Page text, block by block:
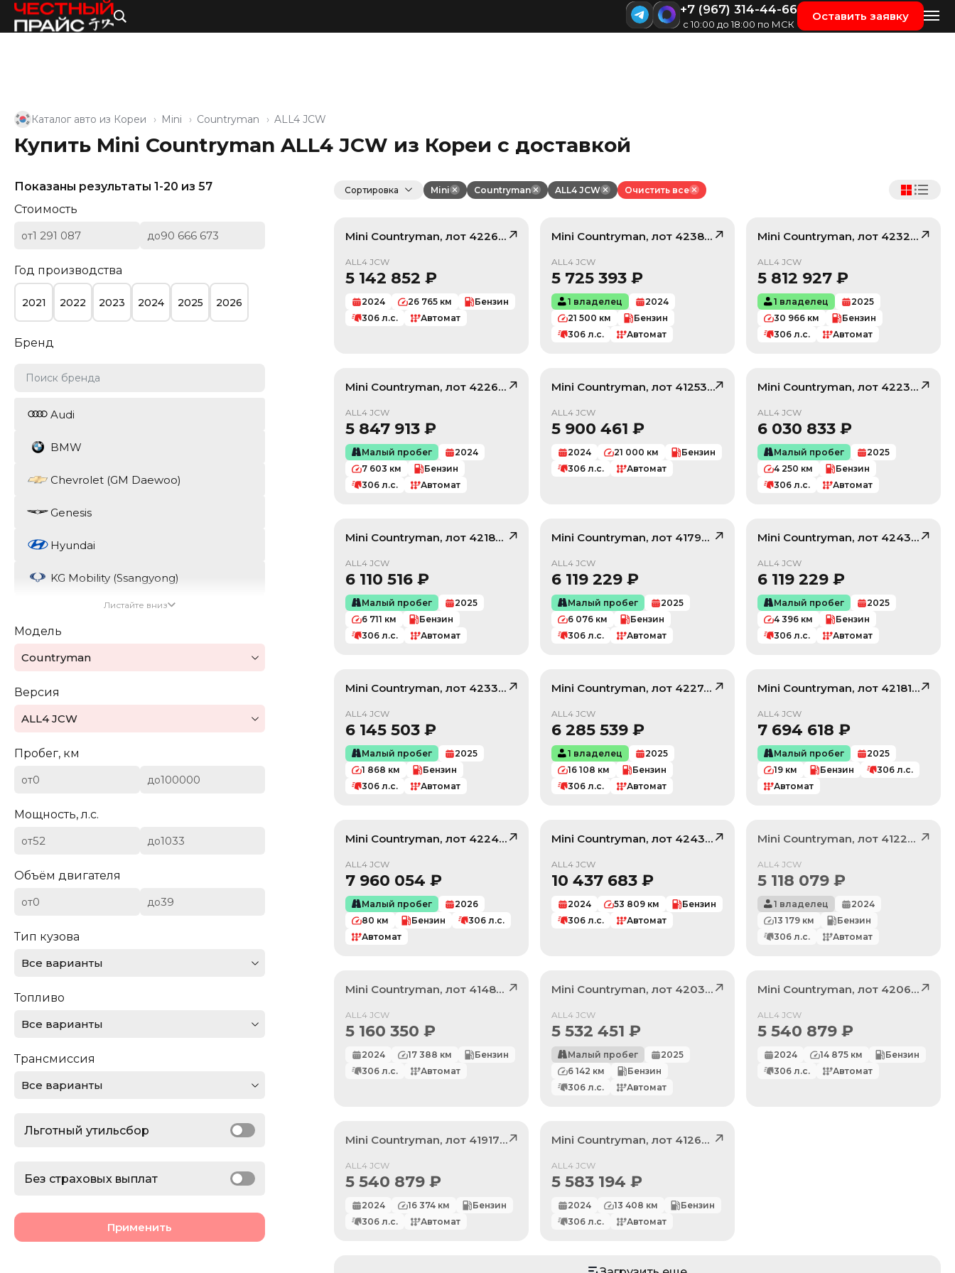
+7 (967) 314-44-66
с 10:00 до 18:00 по МСК
Оставить заявку
По умолчанию
Показаны результаты 1-20 из 57
Стоимость
от до
Год производства
2021 2022 2023 2024 2025 2026
Льготный утильсбор
Бренд
Audi
BMW
Chevrolet (GM Daewoo)
Genesis
Hyundai
KG Mobility (Ssangyong)
Chevrolet
Dodge
Ferrari
Ford
Jeep
Листайте вниз
Модель
Countryman
Версия
ALL4 JCW
Пробег, км
от до
Мощность, л.с.
от до
Объём двигателя
от до
Тип кузова
Все варианты
Топливо
Все варианты
Трансмиссия
Все варианты
Без страховых выплат
Применить
Каталог авто из Кореи Mini Countryman ALL4 JCW
Купить Mini Countryman ALL4 JCW из Кореи с доставкой
Сортировка Mini Countryman ALL4 JCW Очистить все
Mini Countryman, лот 42260542/ 10
ALL4 JCW
5 142 852 ₽
2024 26 765 км
Бензин
306 л.с. Автомат
Mini Countryman, лот 42388920/ 10
ALL4 JCW
5 725 393₽
1 владелец
2024
21 500 км
Бензин
306л.с. Автомат
Mini Countryman, лот 42328705/ 10
ALL4 JCW
5 812 927₽
1 владелец
2025
30 966км
Бензин
306л.с. Автомат
Mini Countryman, лот 42263893/ 10
ALL4 JCW
5 847 913 ₽
Малый пробег
2024
7 603 км
Бензин
306 л.с. Автомат
Mini Countryman, лот 41253813
/ 10
ALL4 JCW
5 900 461 ₽
2024 21 000 км
Бензин
306л.с. Автомат
Mini Countryman, лот 42237411/ 10
ALL4 JCW
6 030 833₽
Малый пробег
2025
4 250 км
Бензин
306л.с. Автомат
Mini Countryman, лот 42182802/ 10
ALL4 JCW
6 110 516 ₽
Малый пробег
2025
6 711 км
Бензин
306 л.с. Автомат
Mini Countryman, лот 41793711/ 10
ALL4 JCW
6 119 229₽
Малый пробег
2025
6 076км
Бензин
306л.с. Автомат
Mini Countryman, лот 42435287/ 10
ALL4 JCW
6 119 229₽
Малый пробег
2025
4 396км
Бензин
306л.с. Автомат
Mini Countryman, лот 42332016/ 10
ALL4 JCW
6 145 503 ₽
Малый пробег
2025
1 868 км
Бензин
306 л.с. Автомат
Mini Countryman, лот 42274416/ 10
ALL4 JCW
6 285 539₽
1 владелец
2025
16 108 км
Бензин
306л.с. Автомат
Mini Countryman, лот 42181177
/ 10
ALL4 JCW
7 694 618 ₽
Малый пробег
2025
19км Бензин 306л.с.
Автомат
Mini Countryman, лот 42241223/ 9
ALL4 JCW
7 960 054 ₽
Малый пробег
2026
80 км Бензин 306 л.с.
Автомат
Mini Countryman, лот 42433455/ 10
ALL4 JCW
10 437 683₽
2024 53 809км
Бензин
306л.с. Автомат
Mini Countryman, лот 41224281
Продан
ALL4 JCW
5 118 079₽
1 владелец
2024
13 179км
Бензин
306л.с. Автомат
Mini Countryman, лот 41486646
Продан
ALL4 JCW
5 160 350 ₽
2024 17 388 км
Бензин
306 л.с. Автомат
Mini Countryman, лот 42032620
Продан
ALL4 JCW
5 532 451 ₽
Малый пробег
2025
6 142 км
Бензин
306л.с. Автомат
Mini Countryman, лот 42064224
Продан
ALL4 JCW
5 540 879₽
2024 14 875км
Бензин
306л.с. Автомат
Mini Countryman, лот 41917677
Продан
ALL4 JCW
5 540 879 ₽
2024 16 374 км
Бензин
306 л.с. Автомат
Mini Countryman, лот 41264925
Продан
ALL4 JCW
5 583 194 ₽
2024 13 408 км
Бензин
306л.с. Автомат